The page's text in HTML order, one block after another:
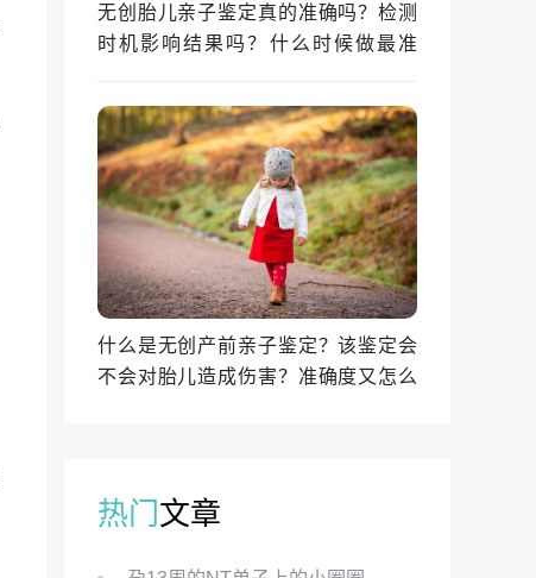
无创胎儿亲子鉴定真的准确吗？检测
时机影响结果吗？什么时候做最准
什么是无创产前亲子鉴定？该鉴定会
不会对胎儿造成伤害？准确度又怎么
热门文章